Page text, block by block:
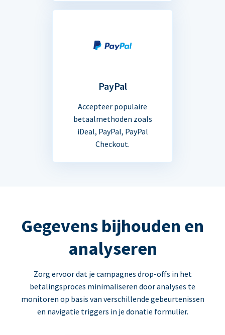
PayPal
Accepteer populaire
betaalmethoden zoals
iDeal, PayPal, PayPal
Checkout.
Gegevens bijhouden en
analyseren
Zorg ervoor dat je campagnes drop-offs in het
betalingsproces minimaliseren door analyses te
monitoren op basis van verschillende gebeurtenissen
en navigatie triggers in je donatie formulier.